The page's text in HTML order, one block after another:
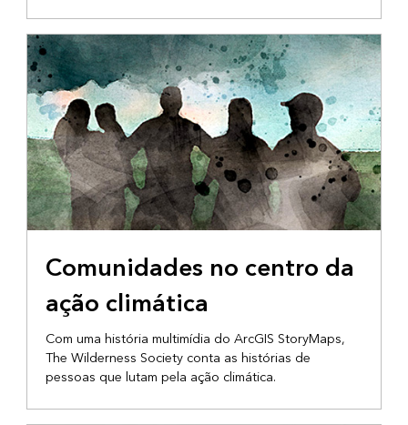
Comunidades no centro da
ação climática
Com uma história multimídia do ArcGIS StoryMaps,
The Wilderness Society conta as histórias de
pessoas que lutam pela ação climática.